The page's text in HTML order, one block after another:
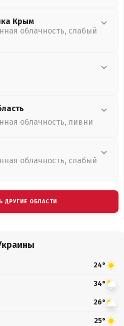
Крым
облачность, слабый
облачность, ливни
облачность, слабый
ДРУГИЕ ОБЛАСТИ
24°
34°
26°
25°